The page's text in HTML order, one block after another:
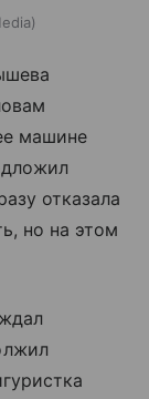
машине
отказала
но на этом